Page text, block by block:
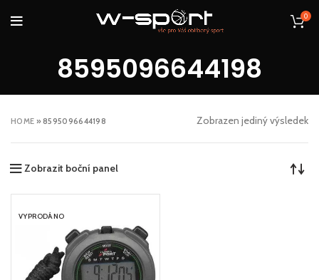
0
8595096644198
HOME »8595096644198 Zobrazen jediný výsledek
Zobrazit boční panel
VYPRODÁNO